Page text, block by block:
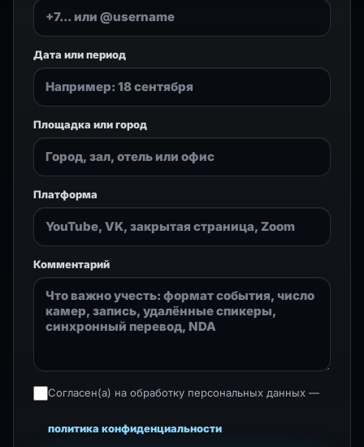
Дата или период
Площадка или город
Платформа
Комментарий
Согласен(а) на обработку персональных данных —
политика конфиденциальности